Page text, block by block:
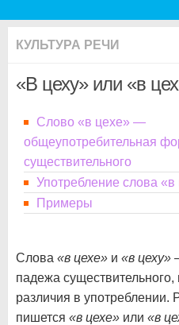
КУЛЬТУРА РЕЧИ
«В цеху» или «в
Слово «в цехе» —
общеупотребительная
существительного
Употребление слова «в
Примеры
Слова «в цехе» и «в цеху»
падежа
различия в употреблении.
пишется «в цехе» или «в